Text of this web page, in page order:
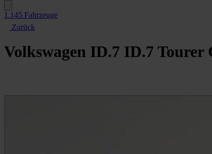
1.145 Fahrzeuge
Zurück
Volkswagen ID.7 ID.7 Tourer